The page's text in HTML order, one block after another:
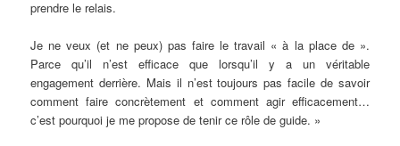
prendre le relais.
Je ne veux (et ne peux) pas faire le travail « à la place de ».
Parce qu’il n’est efficace que lorsqu’il y a un véritable
engagement derrière. Mais il n’est toujours pas facile de savoir
comment faire concrètement et comment agir efficacement…
c’est pourquoi je me propose de tenir ce rôle de guide. »